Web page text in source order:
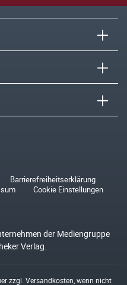
Barrierefreiheitserklärung
Cookie Einstellungen
der Mediengruppe
Verlag.
zzgl. Versandkosten , wenn nicht